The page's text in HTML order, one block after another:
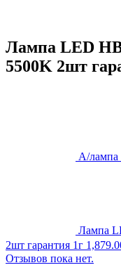
Лампа LED
5500K 2шт
А/лампа
Лампа
2шт гарантия 1г
Отзывов пока нет.